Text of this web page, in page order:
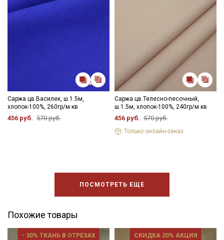
Саржа цв.Василек, ш.1.5м,
хлопок-100%, 260гр/м.кв
456 руб. 570 руб.
Саржа цв.Телесно-песочный,
ш.1.5м, хлопок-100%, 240гр/м.кв
456 руб. 570 руб.
Только онлайн-заказ
ПОСМОТРЕТЬ ЕЩЕ
Похожие товары
- 30% ТКАНЬ В ОТРЕЗАХ СКИДКА 20% АКЦИЯ
Электронная почта
Подписаться
Ознакомлен(а) сПолитикой обработки персональных
данныхи даюСогласие на обработку персональных
данных
Согласие на получение рекламных и